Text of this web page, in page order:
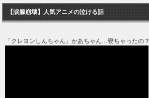
【涙腺崩壊】人気アニメの泣ける話
「クレヨンしんちゃん」かあちゃん…寝ちゃったの？